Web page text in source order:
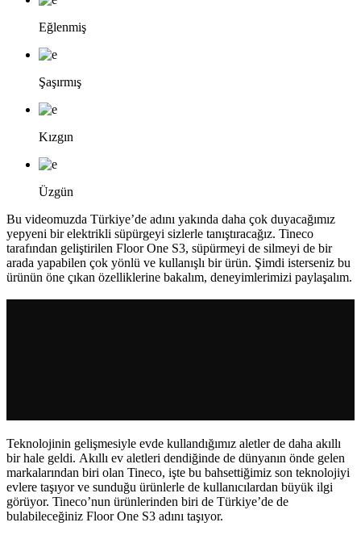
Eğlenmiş
Şaşırmış
Kızgın
Üzgün
Bu videomuzda Türkiye’de adını yakında daha çok duyacağımız
yepyeni bir elektrikli süpürgeyi sizlerle tanıştıracağız. Tineco
tarafından geliştirilen Floor One S3, süpürmeyi de silmeyi de bir
arada yapabilen çok yönlü ve kullanışlı bir ürün. Şimdi isterseniz bu
ürünün öne çıkan özelliklerine bakalım, deneyimlerimizi paylaşalım.
Teknolojinin gelişmesiyle evde kullandığımız aletler de daha akıllı
bir hale geldi. Akıllı ev aletleri dendiğinde de dünyanın önde gelen
markalarından biri olan Tineco, işte bu bahsettiğimiz son teknolojiyi
evlere taşıyor ve sunduğu ürünlerle de kullanıcılardan büyük ilgi
görüyor. Tineco’nun ürünlerinden biri de Türkiye’de de
bulabileceğiniz Floor One S3 adını taşıyor.